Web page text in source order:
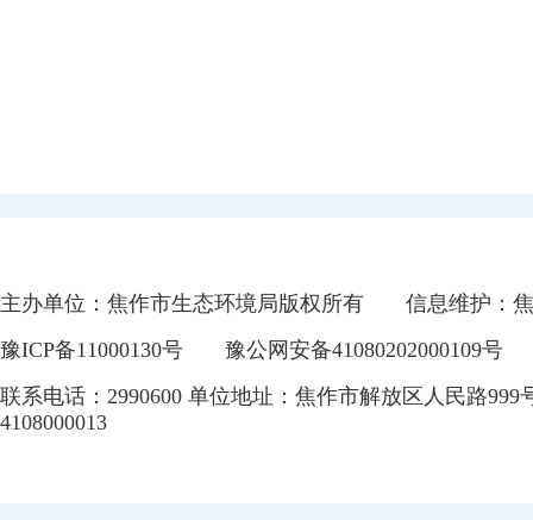
主办单位：焦作市生态环境局版权所有
信息维护：
豫ICP备11000130号
豫公网安备41080202000109号
联系电话：2990600 单位地址：焦作市解放区人民路999
4108000013